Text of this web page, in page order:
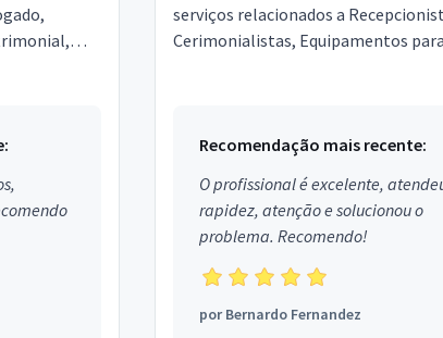
serviços relacionados a
Cerimonialistas, Equipamentos
Recomendação mais recente:
O profissional é excelente,
rapidez, atenção e solucionou o
problema. Recomendo!
porBernardo Fernandez